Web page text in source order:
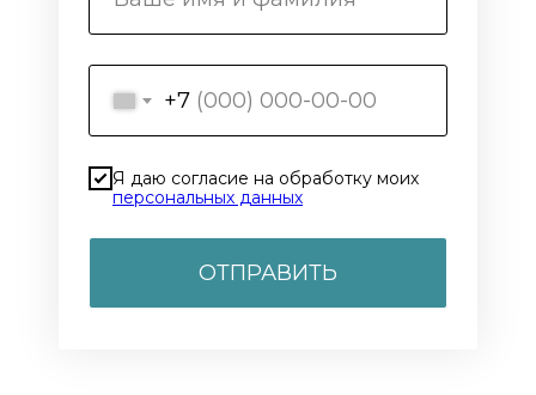
+7
Я даю согласие на обработку моих
персональных данных
ОТПРАВИТЬ